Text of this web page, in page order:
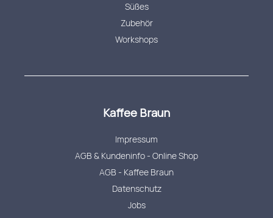
Süßes
Zubehör
Workshops
Kaffee Braun
Impressum
AGB & Kundeninfo - Online Shop
AGB - Kaffee Braun
Datenschutz
Jobs